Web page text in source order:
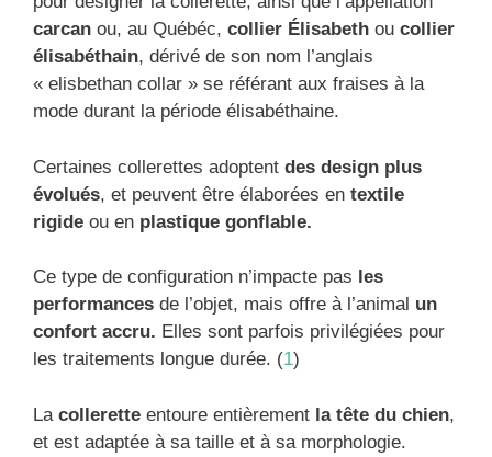
carcan ou, au Québéc, collier Élisabeth ou collier
élisabéthain, dérivé de son nom l’anglais
« elisbethan collar » se référant aux fraises à la
mode durant la période élisabéthaine.
Certaines collerettes adoptent des design plus
évolués, et peuvent être élaborées en textile
rigide ou en plastique gonflable.
Ce type de configuration n’impacte pas les
performances de l’objet, mais offre à l’animal un
confort accru. Elles sont parfois privilégiées pour
les traitements longue durée. (1)
La collerette entoure entièrement la tête du chien,
et est adaptée à sa taille et à sa morphologie.